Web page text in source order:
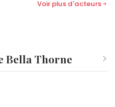
Voir plus d'acteurs
Bella Thorne